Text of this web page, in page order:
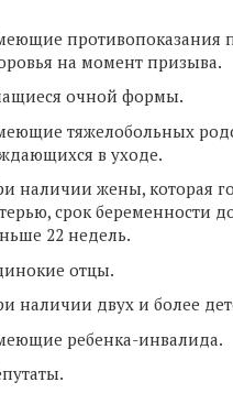
противопоказания
на момент призыва.
очной формы.
тяжелобольных
в уходе.
наличии жены, которая
срок беременности
22 недель.
отцы.
наличии двух и более
ребенка-инвалида.